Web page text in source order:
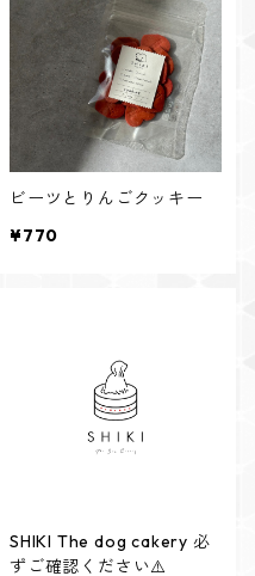
ビーツとりんごクッキー
¥770
SHIKI The dog cakery 必
ずご確認ください⚠️